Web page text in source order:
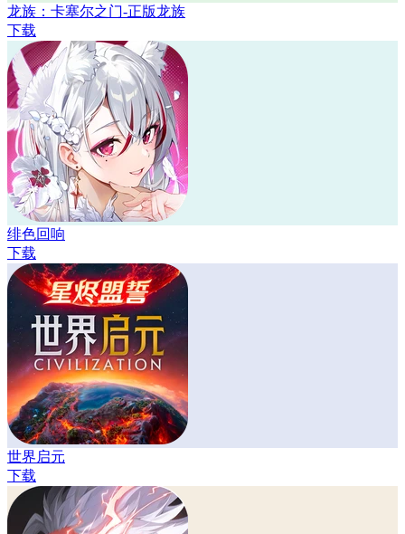
龙族：卡塞尔之门-正版龙族
下载
绯色回响
下载
世界启元
下载